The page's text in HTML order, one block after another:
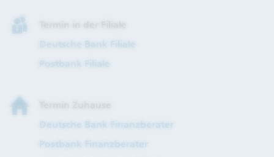
Deutsche Bank Filiale
Postbank Filiale
Deutsche Bank Finanzberater
Postbank Finanzberater